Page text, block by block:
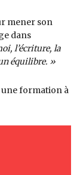
mener son
dans
l’écriture, la
équilibre. »
une formation à